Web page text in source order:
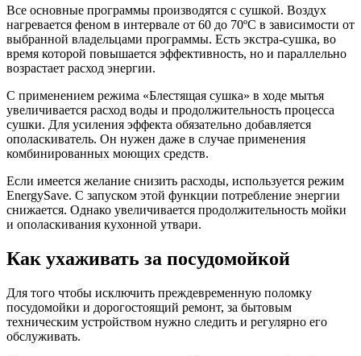
Все основные программы производятся с сушкой. Воздух
нагревается феном в интервале от 60 до 70ºС в зависимости от
выбранной владельцами программы. Есть экстра-сушка, во
время которой повышается эффективность, но и параллельно
возрастает расход энергии.
С применением режима «Блестящая сушка» в ходе мытья
увеличивается расход воды и продолжительность процесса
сушки. Для усиления эффекта обязательно добавляется
ополаскиватель. Он нужен даже в случае применения
комбинированных моющих средств.
Если имеется желание снизить расходы, используется режим
EnergySave. С запуском этой функции потребление энергии
снижается. Однако увеличивается продолжительность мойки
и ополаскивания кухонной утвари.
Как ухаживать за посудомойкой
Для того чтобы исключить преждевременную поломку
посудомойки и дорогостоящий ремонт, за бытовым
техническим устройством нужно следить и регулярно его
обслуживать.